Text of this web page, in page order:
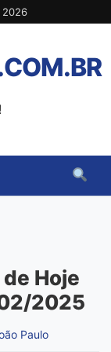
Hoje
2025
Paulo